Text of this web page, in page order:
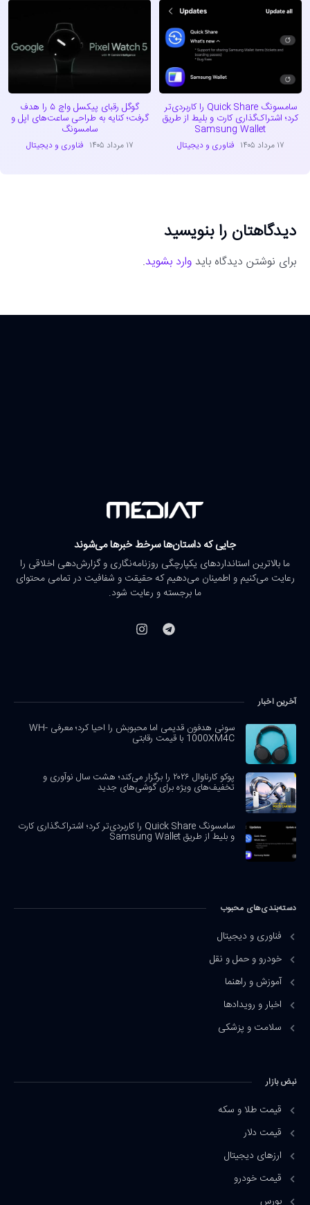
سامسونگ Quick Share را کاربردی‌تر
کرد؛ اشتراک‌گذاری کارت و بلیط از طریق
Samsung Wallet
۱۷ مرداد ۱۴۰۵ فناوری و دیجیتال
گوگل رقبای پیکسل واچ ۵ را هدف
گرفت؛ کنایه به طراحی ساعت‌های اپل و
سامسونگ
۱۷ مرداد ۱۴۰۵ فناوری و دیجیتال
دیدگاهتان را بنویسید
برای نوشتن دیدگاه باید وارد بشوید.
جایی که داستان‌ها سرخط خبرها می‌شوند
ما بالاترین استانداردهای یکپارچگی روزنامه‌نگاری و گزارش‌دهی اخلاقی را
رعایت می‌کنیم و اطمینان می‌دهیم که حقیقت و شفافیت در تمامی محتوای
ما برجسته و رعایت شود.
آخرین اخبار
سونی هدفون قدیمی اما محبوبش را احیا کرد؛ معرفی WH-
1000XM4C با قیمت رقابتی
پوکو کارناوال ۲۰۲۶ را برگزار می‌کند؛ هشت سال نوآوری و
تخفیف‌های ویژه برای گوشی‌های جدید
سامسونگ Quick Share را کاربردی‌تر کرد؛ اشتراک‌گذاری کارت
و بلیط از طریق Samsung Wallet
دسته‌بندی‌های محبوب
فناوری و دیجیتال
خودرو و حمل و نقل
آموزش و راهنما
اخبار و رویدادها
سلامت و پزشکی
نبض بازار
قیمت طلا و سکه
قیمت دلار
ارزهای دیجیتال
قیمت خودرو